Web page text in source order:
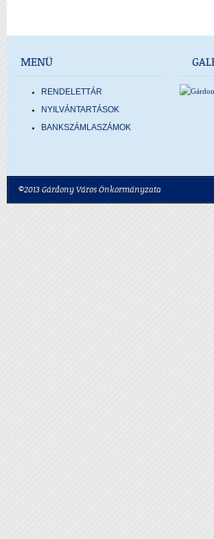
MENÜ
RENDELETTÁR
NYILVÁNTARTÁSOK
BANKSZÁMLASZÁMOK
©2013 Gárdony Város Önkormányzata